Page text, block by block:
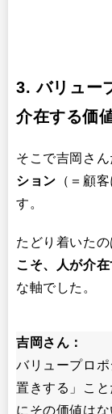
3. バリュー
介在する価
そこで吉岡さ
ション （＝顧
す。
たどり着いたの
こそ、人が介
な軸でした。
吉岡さん：
バリュープロ
置きする」こ
にその価値は